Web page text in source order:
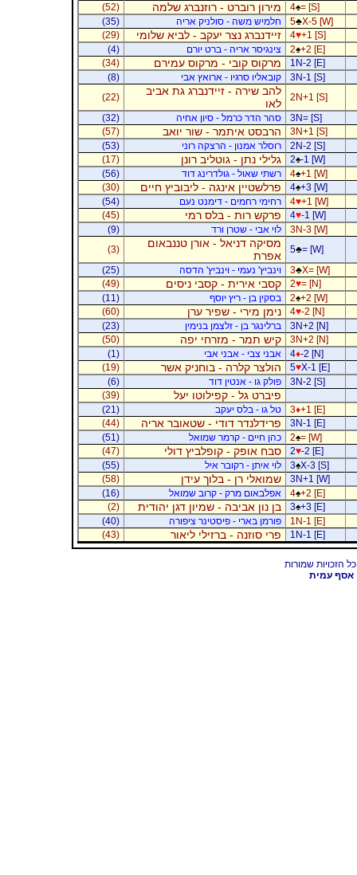
4♠= [S] מירון רוברט - רוזנברג שלמה
(52)
5♣X-5 [W] חלמיש משה - סולניק אריה
(35)
4♥+1 [S] זיידנברג נצר יעקב - לביא שלומי
(29)
2♠+2 [E] צינגיסר אריה - ברט יורם
(4)
1N-2 [E]
מרקוס קובי - מרקוס עמירם
(34)
3N-1 [S]
קובאליו סרגיו - ארואץ אבי
(8)
2N+1 [S]
להב שירה - זיידנברג גת אביב
לאו
(22)
3N= [S]
סהר הדר כרמל - סיון אחיה
(32)
3N+1 [S]
הרבסט איתמר - שור יואב
(57)
2N-2 [S]
רוסלר אמנון - הרצקה רוני
(53)
2♠-1 [W] גלילי נתן - גוטליב רונן
(17)
4♠+1 [W] רשתי שאול - גולדרינג דוד
(56)
4♠+3 [W] פרלשטיין אינגה - ליבוביץ חיים
(30)
4♥+1 [W] רחימי רחמים - דימנט נעם
(54)
4♥-1 [W] פרקש רות - בלס רמי
(45)
3N-3 [W]
לוי אבי - שטרן ורד
(9)
5♣= [W]
מסיקה דניאל - אורן טננבאום
אפרת
(3)
3♣X= [W] וינביץ' נעמי - וינביץ' הדסה
(25)
2♥= [N] קסבי אירית - קסבי ניסים
(49)
2♠+2 [W] בסקין בן - ריץ יוסף
(11)
4♥-2 [N] נימן מירי - שפיר ערן
(60)
3N+2 [N]
ברלינגר בן - זלצמן בנימין
(23)
3N+2 [N]
קיש תמר - מזרחי יפה
(50)
4♦-2 [N] אבני צבי - אבני אבי
(1)
5♥X-1 [E] הולצר קלרה - בוחניק אשר
(19)
3N-2 [S]
פולק גו - אנטין דוד (6)
פיברט גל - קפילוטו יעל
(39)
3♦+1 [E] טל גו - בלס יעקב
(21)
3N-1 [E]
פרידלנדר דודי - שטאובר אריה
(44)
2♠= [W] כהן חיים - קרמר שמואל
(51)
2♥-2 [E] סבח אופק - קופלביץ דולי
(47)
3♠X-3 [S] לוי איתן - רקובר איל
(55)
3N+1 [W]
שמואלי רן - בלוך עידן
(58)
4♠+2 [E] אפלבאום מרק - קרוב שמואל
(16)
3♠+3 [E] בן נון אביבה - שמיון דגן יהודית
(2)
1N-1 [E]
פורמן בארי - פיסטינר ציפורה
(40)
1N-1 [E]
פרי סוזנה - ברזילי ליאור (43)
אסף עמית